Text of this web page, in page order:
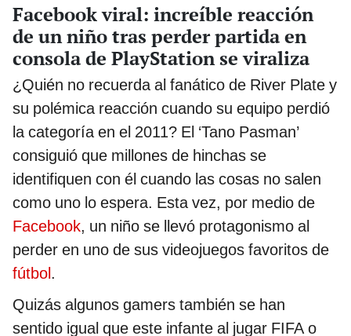
Facebook viral: increíble reacción
de un niño tras perder partida en
consola de PlayStation se viraliza
¿Quién no recuerda al fanático de River Plate y
su polémica reacción cuando su equipo perdió
la categoría en el 2011? El ‘Tano Pasman’
consiguió que millones de hinchas se
identifiquen con él cuando las cosas no salen
como uno lo espera. Esta vez, por medio de
Facebook, un niño se llevó protagonismo al
perder en uno de sus videojuegos favoritos de
fútbol.
Quizás algunos gamers también se han
sentido igual que este infante al jugar FIFA o